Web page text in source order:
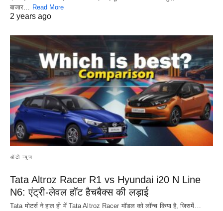
बाजार… Read More
2 years ago
ऑटो न्यूज़
Tata Altroz Racer R1 vs Hyundai i20 N Line
N6: एंट्री-लेवल हॉट हैचबैक्स की लड़ाई
Tata मोटर्स ने हाल ही में Tata Altroz Racer मॉडल को लॉन्च किया है, जिसमें…